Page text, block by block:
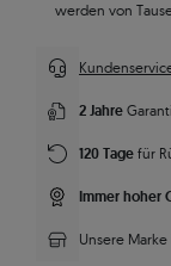
werden von
2 Jahre
120 Tage für
Immer hoher
Unsere